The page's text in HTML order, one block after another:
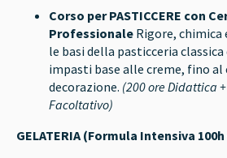
Corso per PASTICCERE con
Professionale Rigore, chimica
le basi della pasticceria
impasti base alle creme, fino
decorazione. (200 ore Didattica
Facoltativo)
GELATERIA (Formula Intensiva 100h